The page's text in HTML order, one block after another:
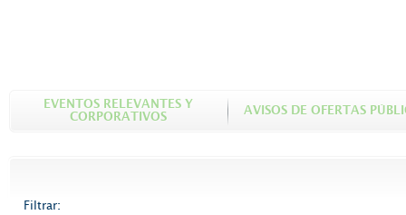
EVENTOS RELEVANTES Y
CORPORATIVOS
AVISOS DE OFERTAS
Filtrar: